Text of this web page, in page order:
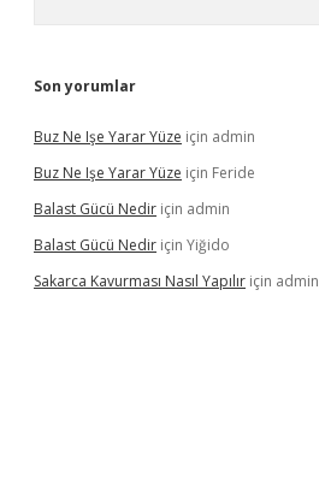
Son yorumlar
Buz Ne Işe Yarar Yüze için admin
Buz Ne Işe Yarar Yüze için Feride
Balast Gücü Nedir için admin
Balast Gücü Nedir için Yiğido
Sakarca Kavurması Nasıl Yapılır için admin